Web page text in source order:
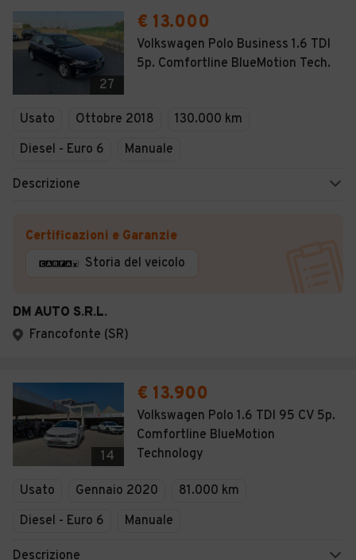
27
€ 13.000
Volkswagen Polo Business 1.6 TDI
5p. Comfortline BlueMotion Tech.
Usato Ottobre 2018
130.000 km
Diesel - Euro 6
Manuale
Descrizione
Certificazioni e Garanzie
Storia del veicolo
DM AUTO S.R.L.
Francofonte (SR)
14
€ 13.900
Volkswagen Polo 1.6 TDI 95 CV 5p.
Comfortline BlueMotion
Technology
Usato Gennaio 2020
81.000 km
Diesel - Euro 6
Manuale
Descrizione